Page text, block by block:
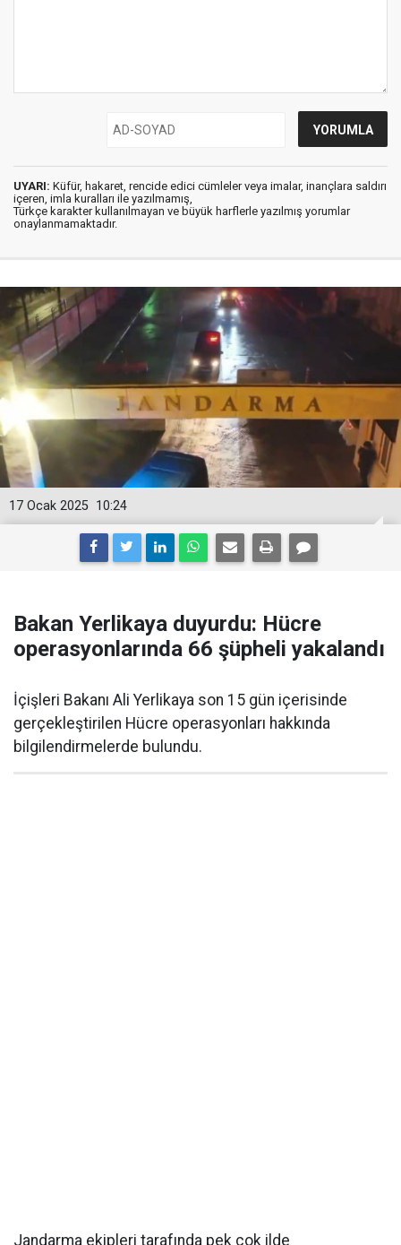
UYARI: Küfür, hakaret, rencide edici cümleler veya imalar, inançlara saldırı
içeren, imla kuralları ile yazılmamış,
Türkçe karakter kullanılmayan ve büyük harflerle yazılmış yorumlar
onaylanmamaktadır.
10:24
17 Ocak 2025
Bakan Yerlikaya duyurdu: Hücre
operasyonlarında 66 şüpheli yakalandı
İçişleri Bakanı Ali Yerlikaya son 15 gün içerisinde
gerçekleştirilen Hücre operasyonları hakkında
bilgilendirmelerde bulundu.
Jandarma ekipleri tarafında pek çok ilde